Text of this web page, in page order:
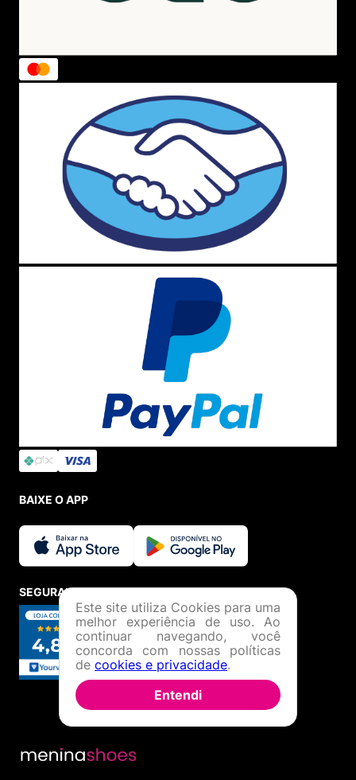
BAIXE O APP
SEGURANÇA E CREDIBILIDADE
Este site utiliza Cookies para uma
melhor experiência de uso. Ao
continuar navegando, você
concorda com nossas políticas
de cookies e privacidade.
Entendi